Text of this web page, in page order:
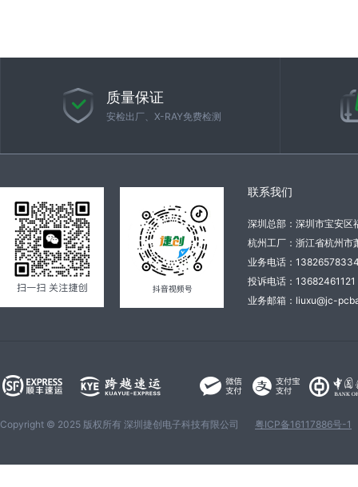
质量保证
安检出厂、X-RAY免费检测
联系我们
深圳总部：深圳市宝安
杭州工厂：浙江省杭州市
业务电话：
投诉电话：
业务邮箱：liuxu@jc-
Copyright © 2025 版权所有 深圳捷创电子科技有限公司 粤ICP备16117886号-1